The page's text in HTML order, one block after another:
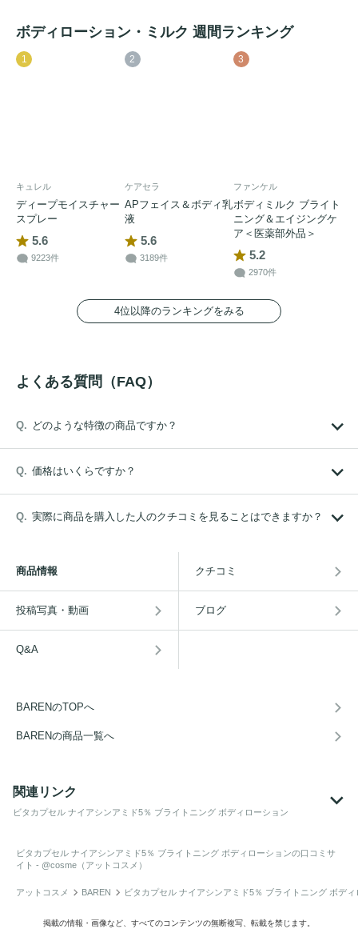
ボディローション・ミルク 週間ランキング
1
キュレル
ディープモイスチャー
スプレー
5.6
9223件
2
ケアセラ
APフェイス＆ボディ乳
液
5.6
3189件
3
ファンケル
ボディミルク ブライト
ニング＆エイジングケ
ア＜医薬部外品＞
5.2
2970件
4位以降のランキングをみる
よくある質問（FAQ）
どのような特徴の商品ですか？
価格はいくらですか？
実際に商品を購入した人のクチコミを見ることはできますか？
商品情報 クチコミ
投稿写真・動画 ブログ
Q&A
BARENのTOPへ
BARENの商品一覧へ
関連リンク
ビタカプセル ナイアシンアミド5％ ブライトニング ボディローション
ビタカプセル ナイアシンアミド5％ ブライトニング ボディローションの口コミサ
イト - @cosme（アットコスメ）
アットコスメ BAREN ビタカプセル ナイアシンアミド5％ ブライトニング ボデ
掲載の情報・画像など、すべてのコンテンツの無断複写、転載を禁じます。